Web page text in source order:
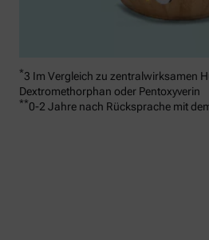
*3 Im Vergleich zu zentralwirksamen
Dextromethorphan oder Pentoxyverin
**0-2 Jahre nach Rücksprache mit